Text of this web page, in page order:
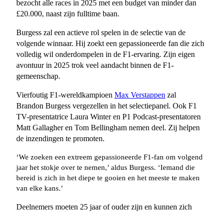
bezocht alle races in 2025 met een budget van minder dan
£20.000, naast zijn fulltime baan.
Burgess zal een actieve rol spelen in de selectie van de
volgende winnaar. Hij zoekt een gepassioneerde fan die zich
volledig wil onderdompelen in de F1-ervaring. Zijn eigen
avontuur in 2025 trok veel aandacht binnen de F1-
gemeenschap.
Vierfoutig F1-wereldkampioen Max Verstappen zal
Brandon Burgess vergezellen in het selectiepanel. Ook F1
TV-presentatrice Laura Winter en P1 Podcast-presentatoren
Matt Gallagher en Tom Bellingham nemen deel. Zij helpen
de inzendingen te promoten.
‘We zoeken een extreem gepassioneerde F1-fan om volgend
jaar het stokje over te nemen,’ aldus Burgess. ‘Iemand die
bereid is zich in het diepe te gooien en het meeste te maken
van elke kans.’
Deelnemers moeten 25 jaar of ouder zijn en kunnen zich